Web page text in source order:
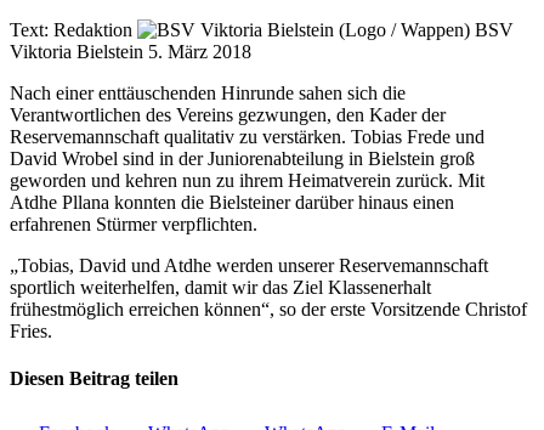
Text: Redaktion
BSV
Viktoria Bielstein 5. März 2018
Nach einer enttäuschenden Hinrunde sahen sich die
Verantwortlichen des Vereins gezwungen, den Kader der
Reservemannschaft qualitativ zu verstärken. Tobias Frede und
David Wrobel sind in der Juniorenabteilung in Bielstein groß
geworden und kehren nun zu ihrem Heimatverein zurück. Mit
Atdhe Pllana konnten die Bielsteiner darüber hinaus einen
erfahrenen Stürmer verpflichten.
„Tobias, David und Atdhe werden unserer Reservemannschaft
sportlich weiterhelfen, damit wir das Ziel Klassenerhalt
frühestmöglich erreichen können“, so der erste Vorsitzende Christof
Fries.
Diesen Beitrag teilen